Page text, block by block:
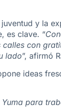
y la
es clave. “
con
lado”, afirmó
ideas
para